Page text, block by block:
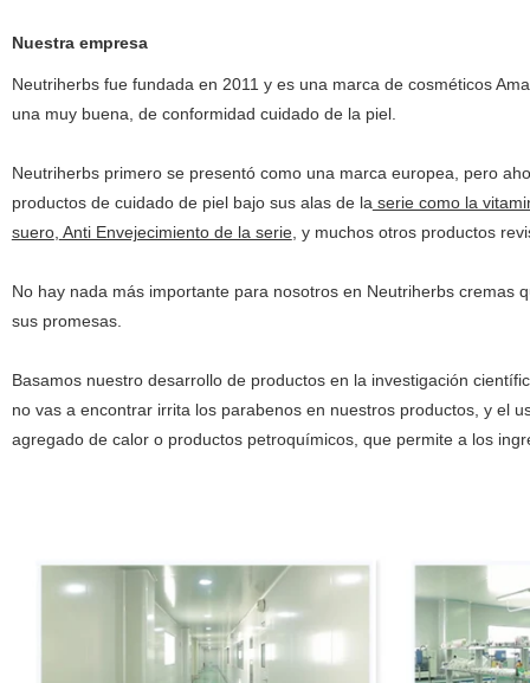
Nuestra empresa
Neutriherbs fue fundada en 2011 y es una marca de cosméticos
una muy buena, de conformidad cuidado de la piel.
Neutriherbs primero se presentó como una marca europea, pero
productos de cuidado de piel bajo sus alas de la serie como la
suero, Anti Envejecimiento de la serie, y muchos otros productos
No hay nada más importante para nosotros en Neutriherbs cremas
sus promesas.
Basamos nuestro desarrollo de productos en la investigación
no vas a encontrar irrita los parabenos en nuestros productos, y el
agregado de calor o productos petroquímicos, que permite a los